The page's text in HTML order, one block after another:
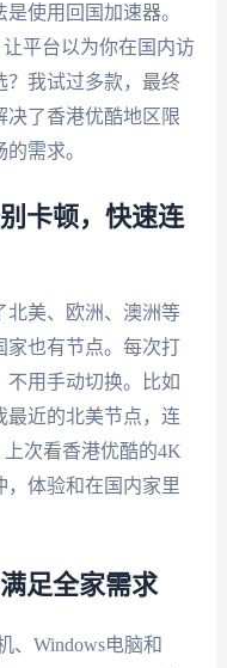
使用回国加速器。
平台以为你在国内访
？我试过多款，最终
了香港优酷地区限
需求。
卡顿，快速连
北美、欧洲、澳洲等
家也有节点。每次打
用手动切换。比如
最近的北美节点，连
次看香港优酷的4K
，体验和在国内家里
足全家需求
、Windows电脑和